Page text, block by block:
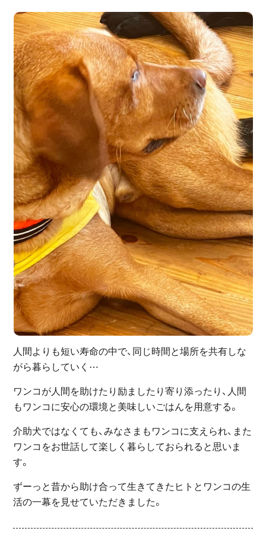
人間よりも短い寿命の中で、同じ時間と場所を共有しな
がら暮らしていく⋯
ワンコが人間を助けたり励ましたり寄り添ったり、人間
もワンコに安心の環境と美味しいごはんを用意する。
介助犬ではなくても、みなさまもワンコに支えられ、また
ワンコをお世話して楽しく暮らしておられると思いま
す。
ずーっと昔から助け合って生きてきたヒトとワンコの生
活の一幕を見せていただきました。